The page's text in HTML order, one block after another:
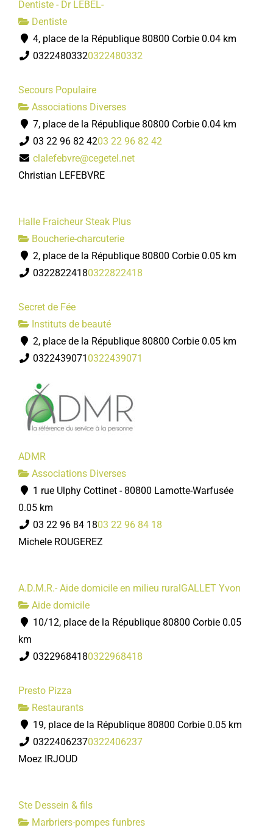
Dentiste - Dr LEBEL-
Dentiste
4, place de la République 80800 Corbie 0.04 km
03224803320322480332
Secours Populaire
Associations Diverses
7, place de la République 80800 Corbie 0.04 km
03 22 96 82 4203 22 96 82 42
clalefebvre@cegetel.net
Christian LEFEBVRE
Halle Fraicheur Steak Plus
Boucherie-charcuterie
2, place de la République 80800 Corbie 0.05 km
03228224180322822418
Secret de Fée
Instituts de beauté
2, place de la République 80800 Corbie 0.05 km
0322439071 0322439071
ADMR
Associations Diverses
1 rue Ulphy Cottinet - 80800 Lamotte-Warfusée
0.05 km
03 22 96 84 1803 22 96 84 18
Michele ROUGEREZ
A.D.M.R.- Aide domicile en milieu ruralGALLET Yvon
Aide domicile
10/12, place de la République 80800 Corbie 0.05
km
03229684180322968418
Presto Pizza
Restaurants
19, place de la République 80800 Corbie 0.05 km
03224062370322406237
Moez IRJOUD
Ste Dessein & fils
Marbriers-pompes funbres